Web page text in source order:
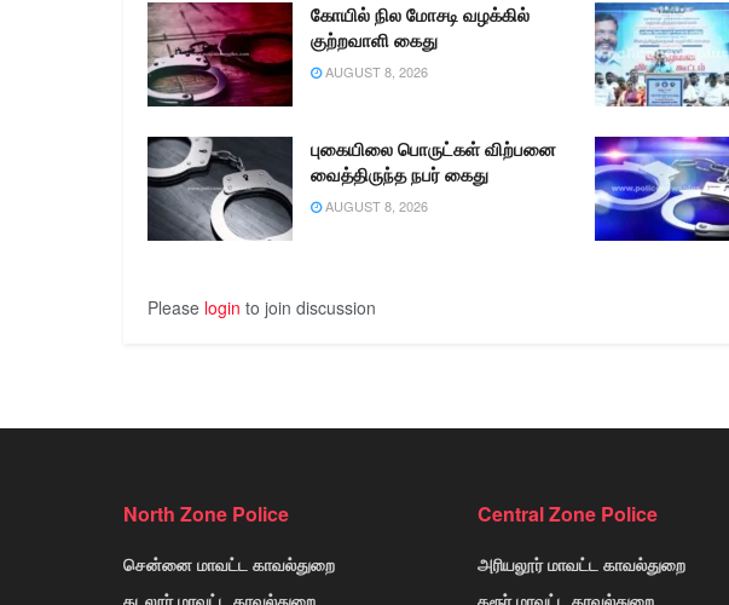
கோயில் நில மோசடி வழக்கில்
குற்றவாளி கைது
AUGUST 8, 2026
புகையிலை பொருட்கள் விற்பனை
வைத்திருந்த நபர் கைது
AUGUST 8, 2026
Please login to join discussion
North Zone Police
சென்னை மாவட்ட காவல்துறை
கடலூர் மாவட்ட காவல்துறை
Central Zone Police
அரியலூர் மாவட்ட காவல்துறை
கரூர் மாவட்ட காவல்துறை